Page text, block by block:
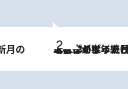
2026.8.3
【自作のダイエットノートは攻略本】ダイエットが「苦しいもの」ではなくなった日。50代フードライターが半年続けられた理由は“楽しむこと”